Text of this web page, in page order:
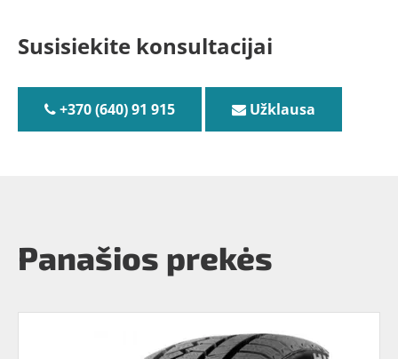
Susisiekite konsultacijai
+370 (640) 91 915 Užklausa
Panašios prekės